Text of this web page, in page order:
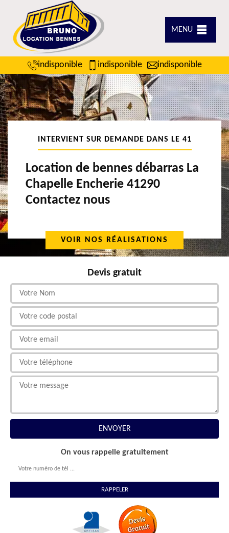
MENU
indisponible indisponible indisponible
INTERVIENT SUR DEMANDE DANS LE 41
Location de bennes débarras La
Chapelle Encherie 41290
Contactez nous
VOIR NOS RÉALISATIONS
Devis gratuit
On vous rappelle gratuitement